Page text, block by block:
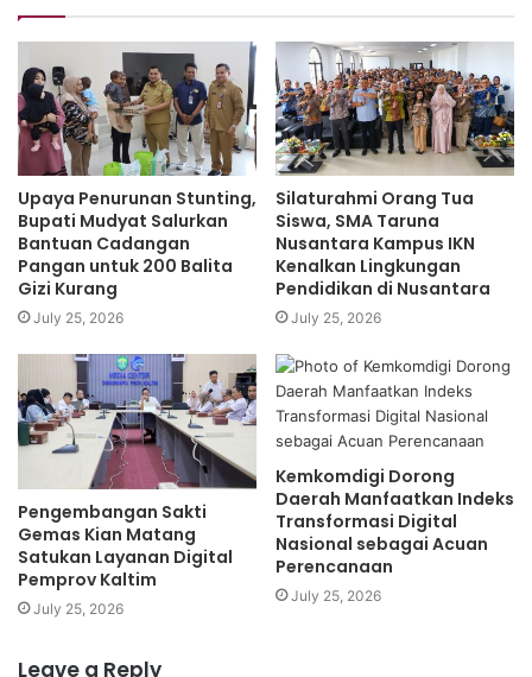
Upaya Penurunan Stunting,
Bupati Mudyat Salurkan
Bantuan Cadangan
Pangan untuk 200 Balita
Gizi Kurang
July 25, 2026
Silaturahmi Orang Tua
Siswa, SMA Taruna
Nusantara Kampus IKN
Kenalkan Lingkungan
Pendidikan di Nusantara
July 25, 2026
Pengembangan Sakti
Gemas Kian Matang
Satukan Layanan Digital
Pemprov Kaltim
July 25, 2026
Kemkomdigi Dorong
Daerah Manfaatkan Indeks
Transformasi Digital
Nasional sebagai Acuan
Perencanaan
July 25, 2026
Leave a Reply